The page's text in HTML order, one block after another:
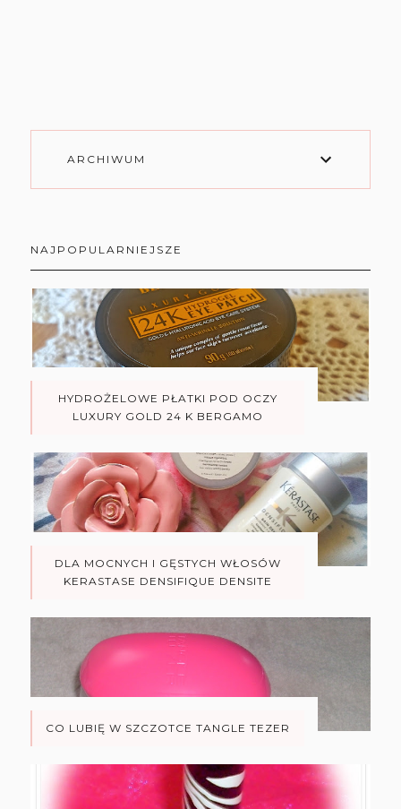
ARCHIWUM
NAJPOPULARNIEJSZE
HYDROŻELOWE PŁATKI POD OCZY
LUXURY GOLD 24 K BERGAMO
DLA MOCNYCH I GĘSTYCH WŁOSÓW
KERASTASE DENSIFIQUE DENSITE
CO LUBIĘ W SZCZOTCE TANGLE TEZER